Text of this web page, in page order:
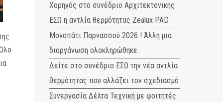
Χορηγός στο συνέδριο Αρχιτεκτονικής
ΕΣΩ η αντλία θερμότητας Zealux PAD
Μονοπάτι Παρνασσού 2026 ! Άλλη μια
διοργάνωση ολοκληρώθηκε.
Δείτε στο συνέδριο ΕΣΩ την νέα αντλία
θερμότητας που αλλάζει τον σχεδιασμό
Συνεργασία Δέλτα Τεχνική με φοιτητές